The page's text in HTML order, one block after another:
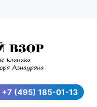
+7 (495) 185-01-13